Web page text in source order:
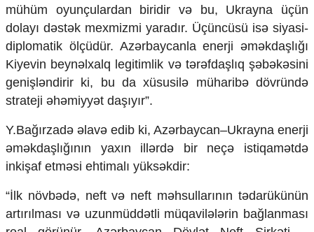
mühüm oyunçulardan biridir və bu, Ukrayna üçün
dolayı dəstək mexmizmi yaradır. Üçüncüsü isə siyasi-
diplomatik ölçüdür. Azərbaycanla enerji əməkdaşlığı
Kiyevin beynəlxalq legitimlik və tərəfdaşlıq şəbəkəsini
genişləndirir ki, bu da xüsusilə müharibə dövründə
strateji əhəmiyyət daşıyır”.
​Y.Bağırzadə əlavə edib ki, Azərbaycan–Ukrayna enerji
əməkdaşlığının yaxın illərdə bir neçə istiqamətdə
inkişaf etməsi ehtimalı yüksəkdir:
​“İlk növbədə, neft və neft məhsullarının tədarükünün
artırılması və uzunmüddətli müqavilələrin bağlanması